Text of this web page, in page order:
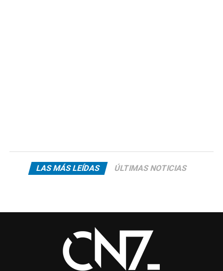
LAS MÁS LEÍDAS ÚLTIMAS NOTICIAS